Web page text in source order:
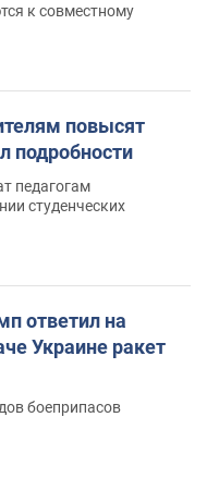
к совместному
повысят
подробности
педагогам
студенческих
ответил на
Украине ракет
боеприпасов